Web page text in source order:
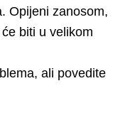
Opijeni zanosom,
biti u velikom
ali povedite